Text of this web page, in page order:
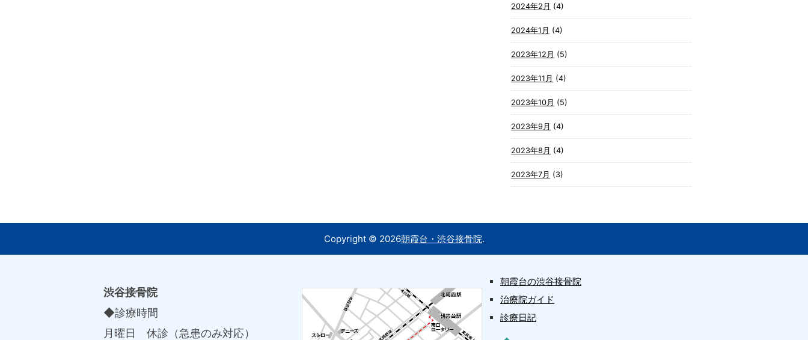
2024年2月 (4)
2024年1月 (4)
2023年12月 (5)
2023年11月 (4)
2023年10月 (5)
2023年9月 (4)
2023年8月 (4)
2023年7月 (3)
Copyright © 2026朝霞台・渋谷接骨院.
渋谷接骨院
◆診療時間
月曜日 休診（急患のみ対応）
朝霞台の渋谷接骨院
治療院ガイド
診療日記